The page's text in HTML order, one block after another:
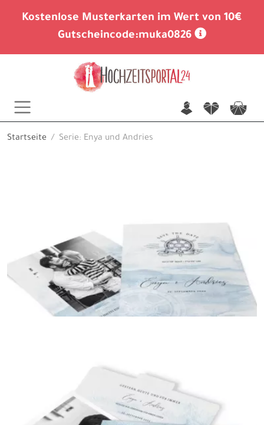
Kostenlose Musterkarten im Wert von 10€
Gutscheincode:muka0826
n f c
Startseite Serie: Enya und Andries
Postkarte